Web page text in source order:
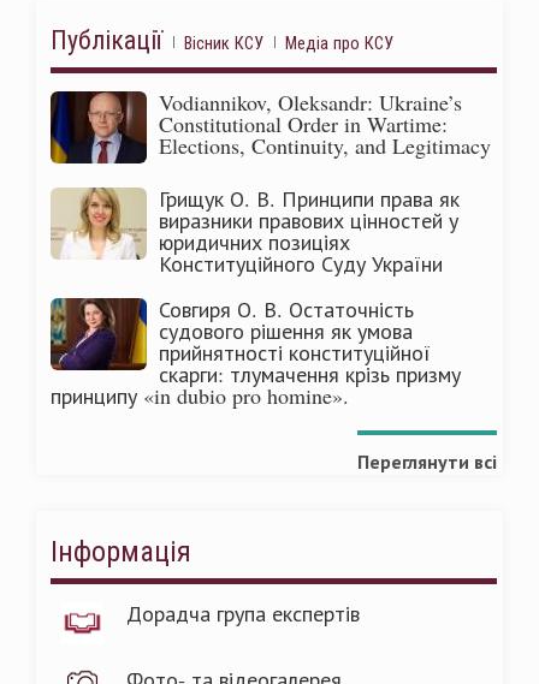
Публікації Вісник КСУ Медіа про КСУ
Vodiannikov, Oleksandr: Ukraine’s
Constitutional Order in Wartime:
Elections, Continuity, and Legitimacy
Грищук О. В. Принципи права як
виразники правових цінностей у
юридичних позиціях
Конституційного Суду України
Совгиря О. В. Остаточність
судового рішення як умова
прийнятності конституційної
скарги: тлумачення крізь призму
принципу «in dubio pro homine».
Переглянути всі
Інформація
Дорадча група експертів